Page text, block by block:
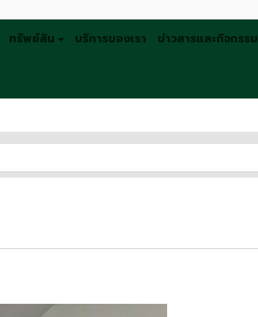
ทรัพย์สิน บริการของเรา ข่าวสารและกิจกรรม